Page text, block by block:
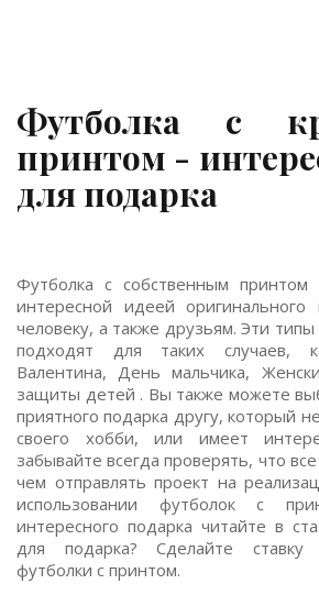
Футболка с
принтом -
для подарка
Футболка с собственным
интересной идеей
человеку, а также друзьям. Эти
подходят для таких случаев,
Валентина, День мальчика,
защиты детей . Вы также можете
приятного подарка другу, который
своего хобби, или имеет
забывайте всегда проверять, что
чем отправлять проект на
использовании футболок с
интересного подарка читайте в
для подарка? Сделайте ставку
футболки с принтом.